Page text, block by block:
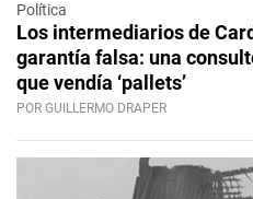
Política
Los intermediarios de
garantía falsa: una
que vendía ‘pallets’
POR GUILLERMO DRAPER